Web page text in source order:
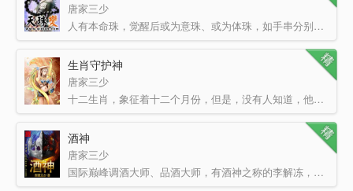
唐家三少
人有本命珠，觉醒后或为意珠、或为体珠，如手串分别在左右手腕处盘旋。天珠如人类之双胞胎，当意、体双珠同…
生肖守护神
唐家三少
十二生肖，象征着十二个月份，但是，没有人知道，他们也象征着十二位守护者。十二位传承着生肖血脉的守护者…
酒神
唐家三少
国际巅峰调酒大师、品酒大师，有酒神之称的李解冻，为了品尝出土的汉代美酒而醉死于而立之年。 当…